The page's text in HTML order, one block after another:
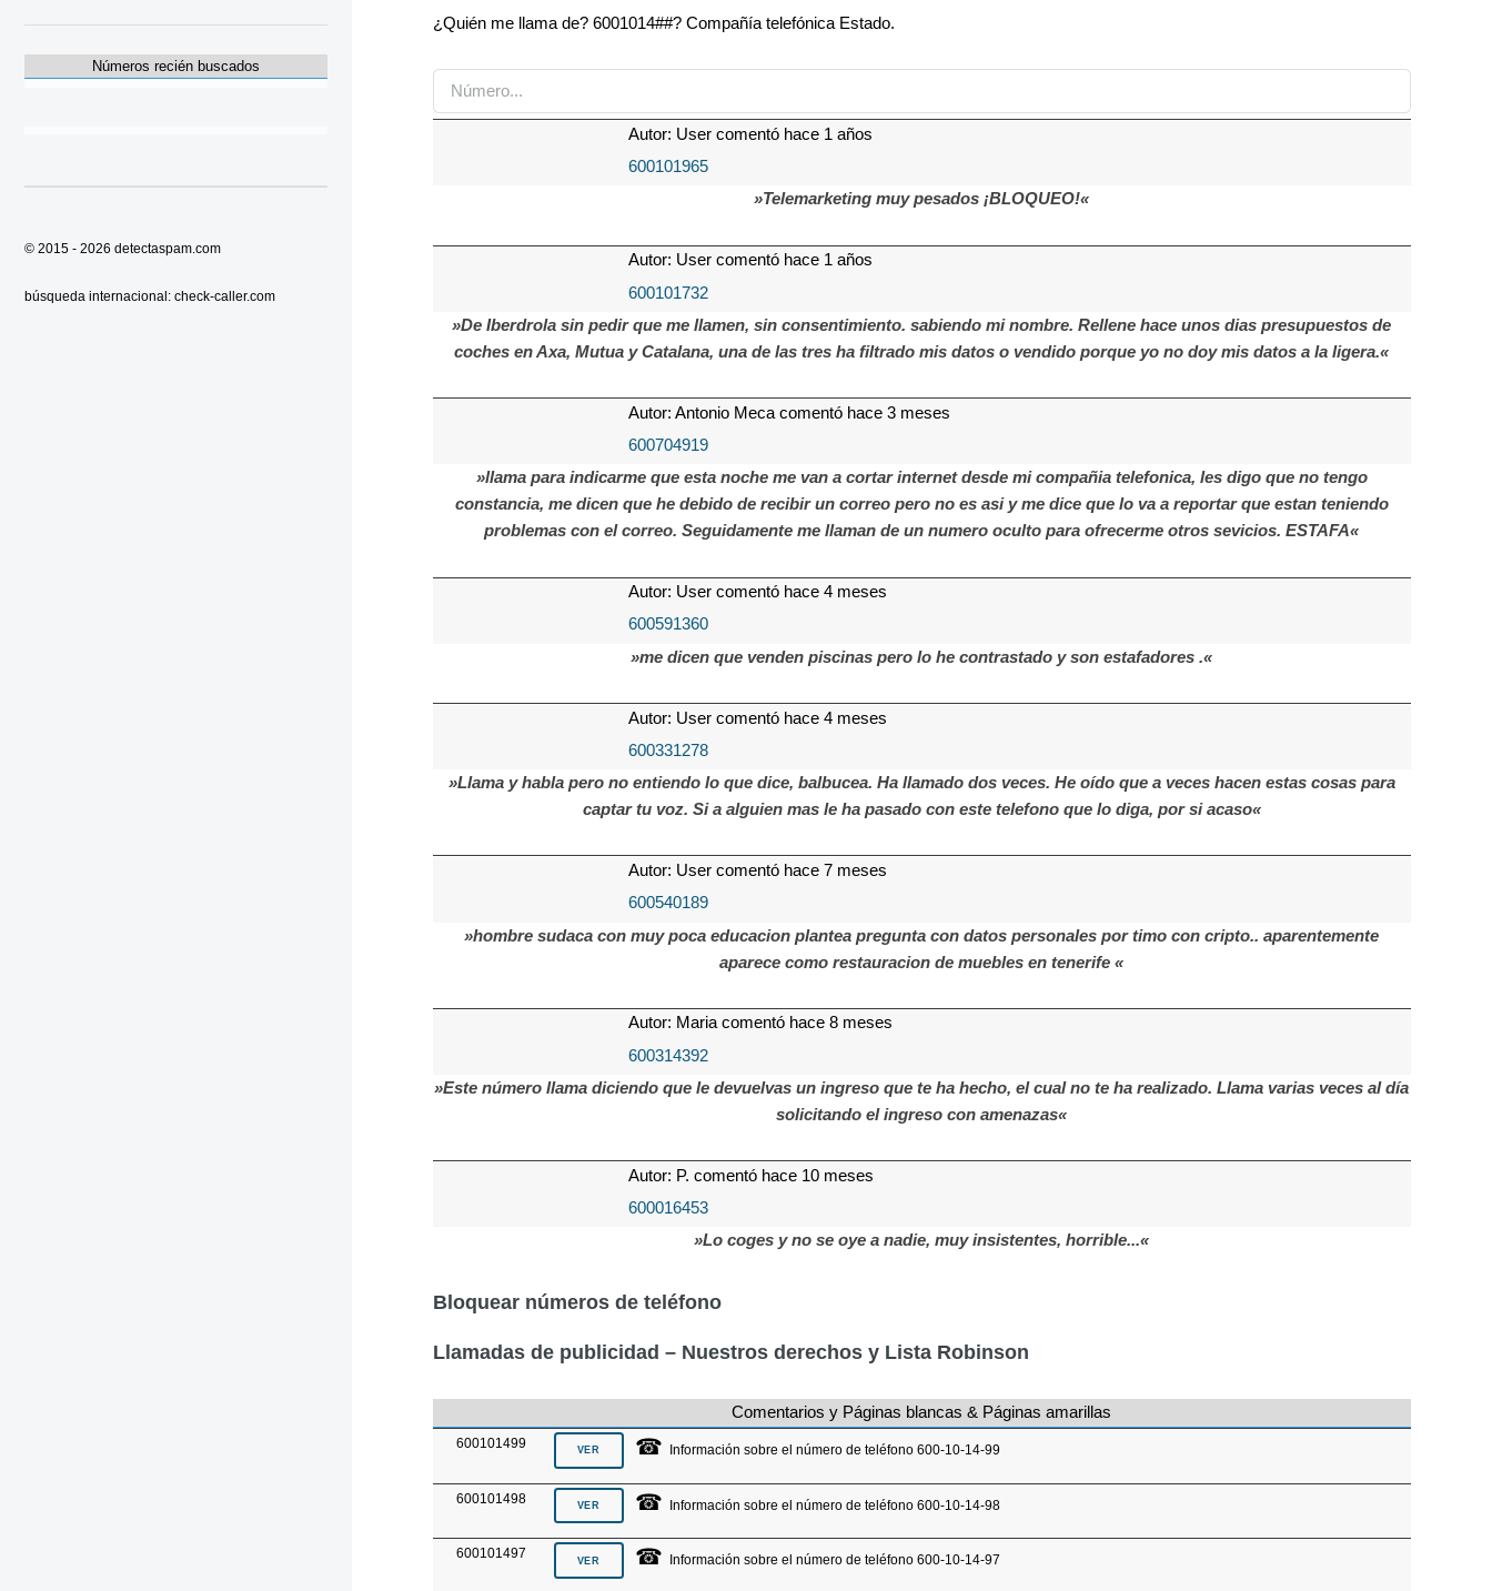
¿Quién me llama de? 6001014##? Compañía telefónica Estado.
Autor: User comentó hace 1 años
600101965
»Telemarketing muy pesados ¡BLOQUEO!«
Autor: User comentó hace 1 años
600101732
»De Iberdrola sin pedir que me llamen, sin consentimiento. sabiendo mi nombre. Rellene hace unos dias presupuestos de
coches en Axa, Mutua y Catalana, una de las tres ha filtrado mis datos o vendido porque yo no doy mis datos a la ligera.«
Autor: Antonio Meca comentó hace 3 meses
600704919
»llama para indicarme que esta noche me van a cortar internet desde mi compañia telefonica, les digo que no tengo
constancia, me dicen que he debido de recibir un correo pero no es asi y me dice que lo va a reportar que estan teniendo
problemas con el correo. Seguidamente me llaman de un numero oculto para ofrecerme otros sevicios. ESTAFA«
Autor: User comentó hace 4 meses
600591360
»me dicen que venden piscinas pero lo he contrastado y son estafadores .«
Autor: User comentó hace 4 meses
600331278
»Llama y habla pero no entiendo lo que dice, balbucea. Ha llamado dos veces. He oído que a veces hacen estas cosas para
captar tu voz. Si a alguien mas le ha pasado con este telefono que lo diga, por si acaso«
Autor: User comentó hace 7 meses
600540189
»hombre sudaca con muy poca educacion plantea pregunta con datos personales por timo con cripto.. aparentemente
aparece como restauracion de muebles en tenerife «
Autor: Maria comentó hace 8 meses
600314392
»Este número llama diciendo que le devuelvas un ingreso que te ha hecho, el cual no te ha realizado. Llama varias veces al día
solicitando el ingreso con amenazas«
Autor: P. comentó hace 10 meses
600016453
»Lo coges y no se oye a nadie, muy insistentes, horrible...«
Bloquear números de teléfono
Llamadas de publicidad – Nuestros derechos y Lista Robinson
Comentarios y Páginas blancas & Páginas amarillas
600101499 ☎ Información sobre el número de teléfono 600-10-14-99
600101498 ☎ Información sobre el número de teléfono 600-10-14-98
600101497 ☎ Información sobre el número de teléfono 600-10-14-97
Números recién buscados
© 2015 - 2026 detectaspam.com
búsqueda internacional: check-caller.com